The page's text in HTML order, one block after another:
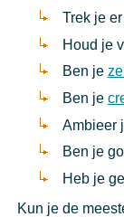
Trek je
Houd je
Ben je
Ben je
Ambieer
Ben je
Heb je
Kun je de